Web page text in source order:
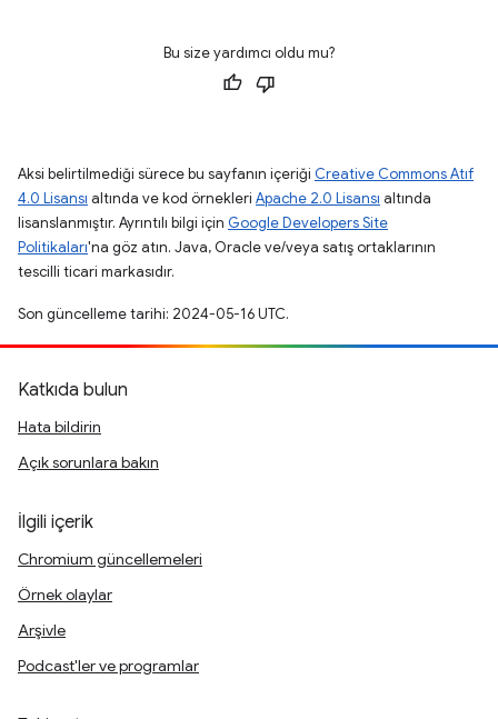
Bu size yardımcı oldu mu?
Aksi belirtilmediği sürece bu sayfanın içeriği Creative Commons Atıf
4.0 Lisansı altında ve kod örnekleri Apache 2.0 Lisansı altında
lisanslanmıştır. Ayrıntılı bilgi için Google Developers Site
Politikaları'na göz atın. Java, Oracle ve/veya satış ortaklarının
tescilli ticari markasıdır.
Son güncelleme tarihi: 2024-05-16 UTC.
Katkıda bulun
Hata bildirin
Açık sorunlara bakın
İlgili içerik
Chromium güncellemeleri
Örnek olaylar
Arşivle
Podcast'ler ve programlar